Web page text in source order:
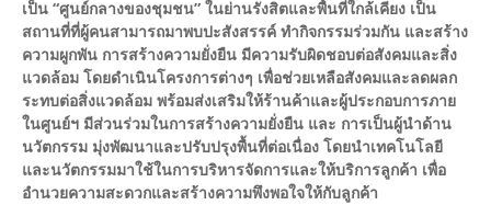
เป็น “ศูนย์กลางของชุมชน” ในย่านรังสิตและพื้นที่ใกล้เคียง เป็น
สถานที่ที่ผู้คนสามารถมาพบปะสังสรรค์ ทำกิจกรรมร่วมกัน และสร้าง
ความผูกพัน การสร้างความยั่งยืน มีความรับผิดชอบต่อสังคมและสิ่ง
แวดล้อม โดยดำเนินโครงการต่างๆ เพื่อช่วยเหลือสังคมและลดผลก
ระทบต่อสิ่งแวดล้อม พร้อมส่งเสริมให้ร้านค้าและผู้ประกอบการภาย
ในศูนย์ฯ มีส่วนร่วมในการสร้างความยั่งยืน และ การเป็นผู้นำด้าน
นวัตกรรม มุ่งพัฒนาและปรับปรุงพื้นที่ต่อเนื่อง โดยนำเทคโนโลยี
และนวัตกรรมมาใช้ในการบริหารจัดการและให้บริการลูกค้า เพื่อ
อำนวยความสะดวกและสร้างความพึงพอใจให้กับลูกค้า